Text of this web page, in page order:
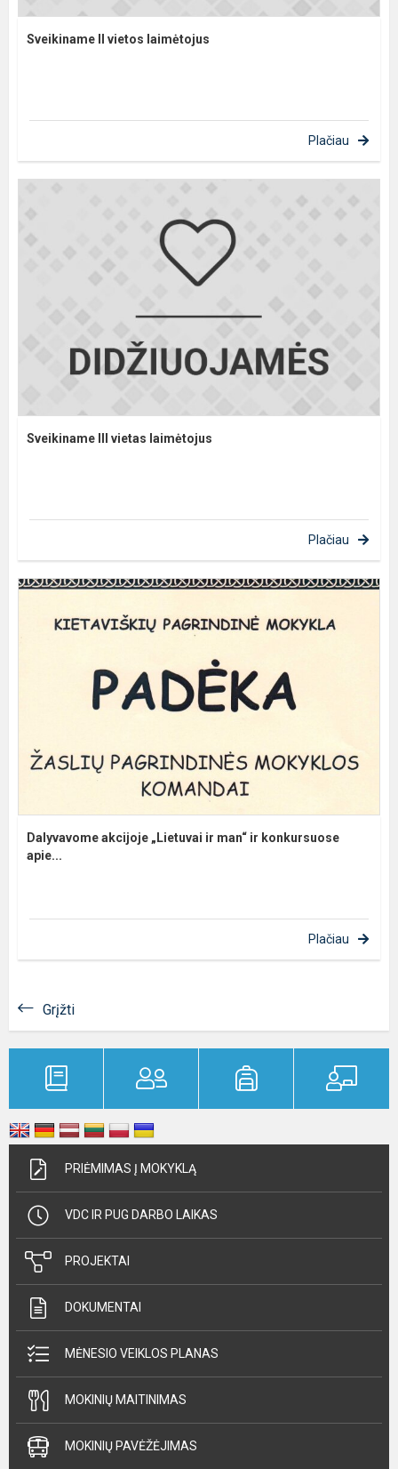
Sveikiname II vietos laimėtojus
Plačiau
Sveikiname III vietas laimėtojus
Plačiau
Dalyvavome akcijoje „Lietuvai ir man“ ir konkursuose
apie...
Plačiau
Grįžti
PRIĖMIMAS Į MOKYKLĄ
VDC IR PUG DARBO LAIKAS
PROJEKTAI
DOKUMENTAI
MĖNESIO VEIKLOS PLANAS
MOKINIŲ MAITINIMAS
MOKINIŲ PAVĖŽĖJIMAS